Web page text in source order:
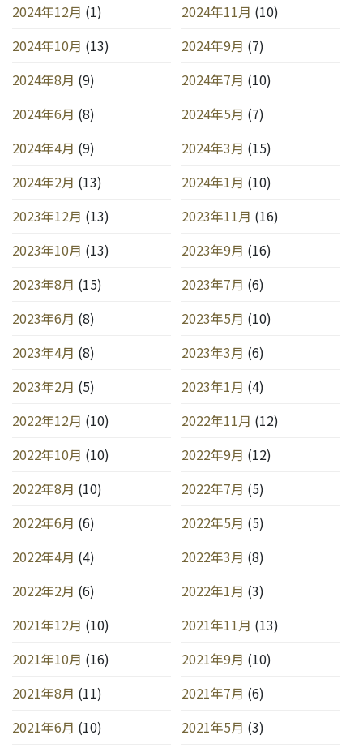
2024年12月 (1) 2024年11月 (10)
2024年10月 (13) 2024年9月 (7)
2024年8月 (9) 2024年7月 (10)
2024年6月 (8) 2024年5月 (7)
2024年4月 (9) 2024年3月 (15)
2024年2月 (13) 2024年1月 (10)
2023年12月 (13) 2023年11月 (16)
2023年10月 (13) 2023年9月 (16)
2023年8月 (15) 2023年7月 (6)
2023年6月 (8) 2023年5月 (10)
2023年4月 (8) 2023年3月 (6)
2023年2月 (5) 2023年1月 (4)
2022年12月 (10) 2022年11月 (12)
2022年10月 (10) 2022年9月 (12)
2022年8月 (10) 2022年7月 (5)
2022年6月 (6) 2022年5月 (5)
2022年4月 (4) 2022年3月 (8)
2022年2月 (6) 2022年1月 (3)
2021年12月 (10) 2021年11月 (13)
2021年10月 (16) 2021年9月 (10)
2021年8月 (11) 2021年7月 (6)
2021年6月 (10) 2021年5月 (3)